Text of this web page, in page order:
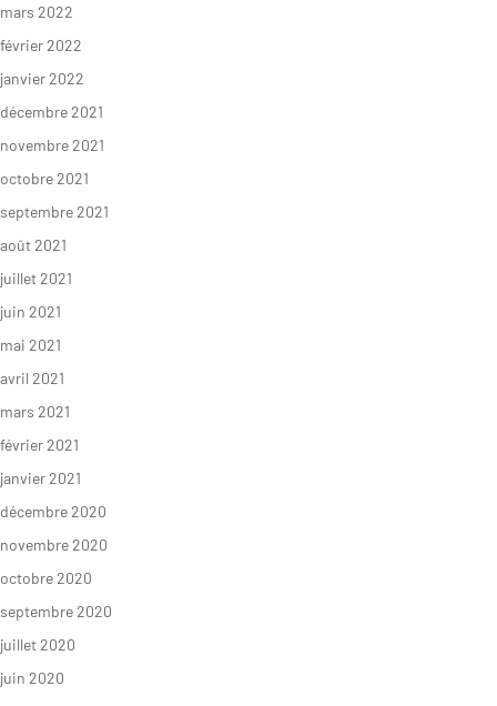
mars 2022
février 2022
janvier 2022
décembre 2021
novembre 2021
octobre 2021
septembre 2021
août 2021
juillet 2021
juin 2021
mai 2021
avril 2021
mars 2021
février 2021
janvier 2021
décembre 2020
novembre 2020
octobre 2020
septembre 2020
juillet 2020
juin 2020